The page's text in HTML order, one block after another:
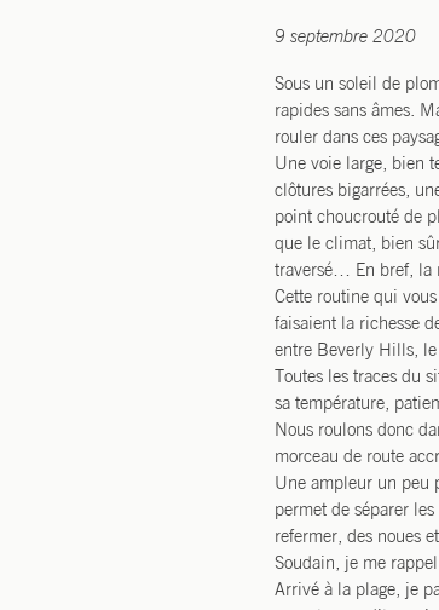
9 septembre 2020
Sous un soleil de
rapides sans âmes.
rouler dans ces
Une voie large, bien
clôtures bigarrées,
point choucrouté de
que le climat, bien
traversé… En bref, la
Cette routine qui
faisaient la richesse
entre Beverly Hills, le
Toutes les traces du
sa température,
Nous roulons donc
morceau de route
Une ampleur un peu
permet de séparer
refermer, des noues
Soudain, je me
Arrivé à la plage, je